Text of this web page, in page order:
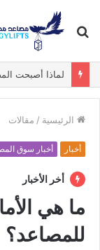
بحث
الرئيسية / مقالات
أخبار أخبار سوق
أخر الأخبار
ما هي
للمصاعد؟